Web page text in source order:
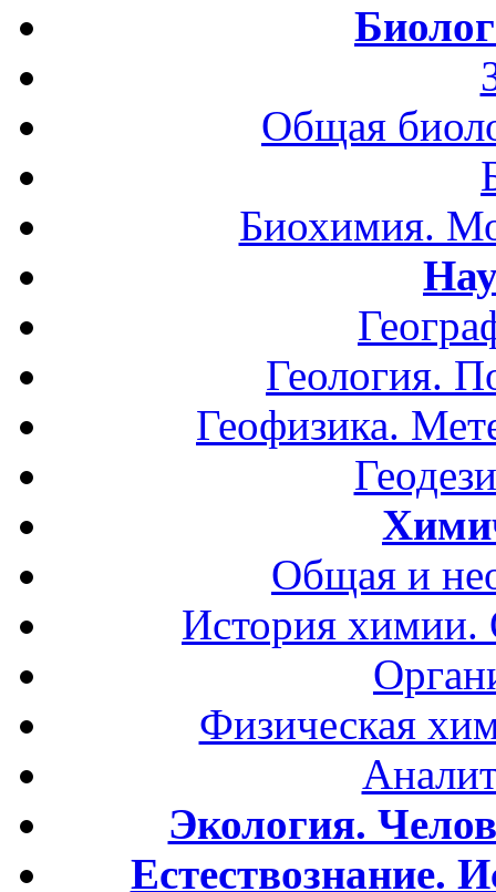
Общая
Биохимия.
Геология.
Геофизика.
Общая и
История
Физическая
Экология.
Естествознание.